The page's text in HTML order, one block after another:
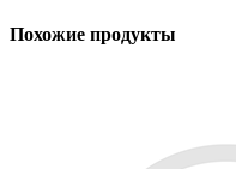
Похожие продукты